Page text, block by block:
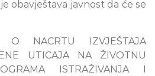
obavještava javnost da će se
O NACRTU IZVJEŠTAJA
UTICAJA NA ŽIVOTNU
ISTRAŽIVANJA I